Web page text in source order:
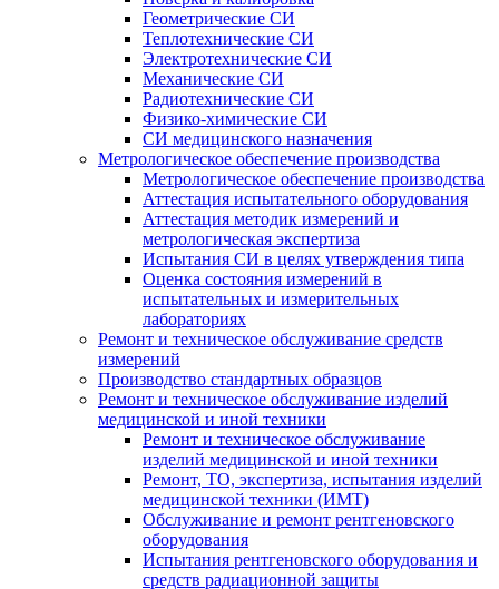
Геометрические СИ
Теплотехнические СИ
Электротехнические СИ
Механические СИ
Радиотехнические СИ
Физико-химические СИ
СИ медицинского назначения
Метрологическое обеспечение производства
Метрологическое обеспечение производства
Аттестация испытательного оборудования
Аттестация методик измерений и
метрологическая экспертиза
Испытания СИ в целях утверждения типа
Оценка состояния измерений в
испытательных и измерительных
лабораториях
Ремонт и техническое обслуживание средств
измерений
Производство стандартных образцов
Ремонт и техническое обслуживание изделий
медицинской и иной техники
Ремонт и техническое обслуживание
изделий медицинской и иной техники
Ремонт, ТО, экспертиза, испытания изделий
медицинской техники (ИМТ)
Обслуживание и ремонт рентгеновского
оборудования
Испытания рентгеновского оборудования и
средств радиационной защиты